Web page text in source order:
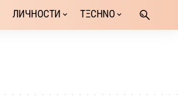
ЛИЧНОСТИ TΞCHNO